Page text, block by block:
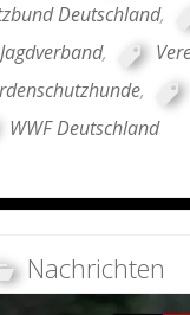
Deutschland,
,
,
WWF Deutschland
Nachrichten